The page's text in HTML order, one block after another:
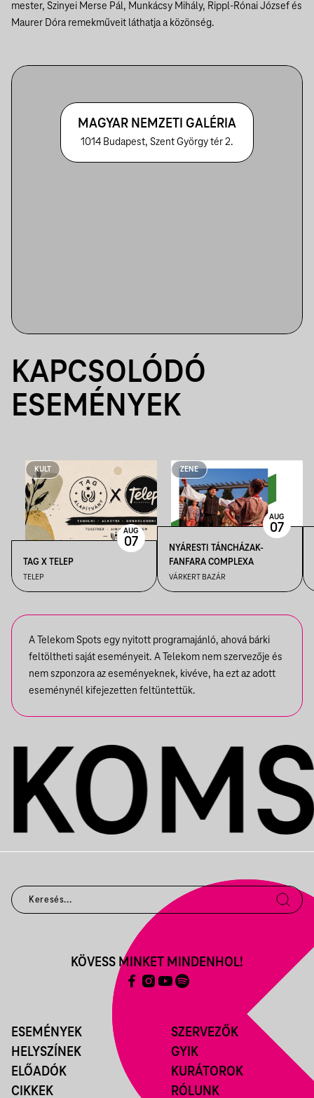
mester, Szinyei Merse Pál, Munkácsy Mihály, Rippl-Rónai József és
Maurer Dóra remekműveit láthatja a közönség.
MAGYAR NEMZETI GALÉRIA
1014 Budapest, Szent György tér 2.
KAPCSOLÓDÓ
ESEMÉNYEK
KULT
TAG X TELEP
TELEP
AUG
07
ZENE
NYÁRESTI TÁNCHÁZAK-
FANFARA COMPLEXA
VÁRKERT BAZÁR
AUG
07
A Telekom Spots egy nyitott programajánló, ahová bárki
feltöltheti saját eseményeit. A Telekom nem szervezője és
nem szponzora az eseményeknek, kivéve, ha ezt az adott
eseménynél kifejezetten feltüntettük.
ESEMÉNYEK
HELYSZÍNEK
ELŐADÓK
CIKKEK
SZERVEZŐK
GYIK
KURÁTOROK
RÓLUNK
KÖVESS MINKET MINDENHOL!